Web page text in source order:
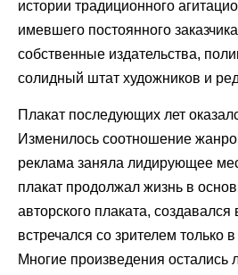
истории традиционного
имевшего постоянного
собственные издательства,
солидный штат художников и
Плакат последующих лет
Изменилось соотношение
реклама заняла лидирующее
плакат продолжал жизнь в
авторского плаката, создавался
встречался со зрителем только
Многие произведения остались